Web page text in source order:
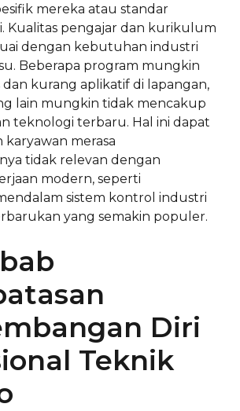
mereka atau standar
Kualitas pengajar dan kurikulum
dengan kebutuhan industri
Beberapa program mungkin
kurang aplikatif di lapangan,
lain mungkin tidak mencakup
teknologi terbaru. Hal ini dapat
merasa
tidak relevan dengan
modern, seperti
sistem kontrol industri
yang semakin populer.
Diri
Teknik